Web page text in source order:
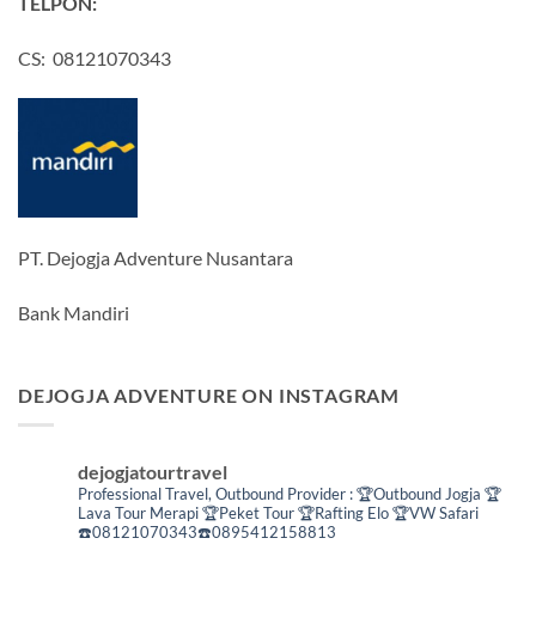
CS: 08121070343
PT. Dejogja Adventure Nusantara
Bank Mandiri
DEJOGJA ADVENTURE ON INSTAGRAM
dejogjatourtravel
Professional Travel, Outbound Provider :🏆Outbound Jogja 🏆
Lava Tour Merapi🏆Peket Tour🏆Rafting Elo🏆VW Safari
☎️08121070343☎️0895412158813